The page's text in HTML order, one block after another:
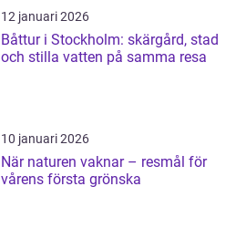
12 januari 2026
Båttur i Stockholm: skärgård, stad
och stilla vatten på samma resa
10 januari 2026
När naturen vaknar – resmål för
vårens första grönska